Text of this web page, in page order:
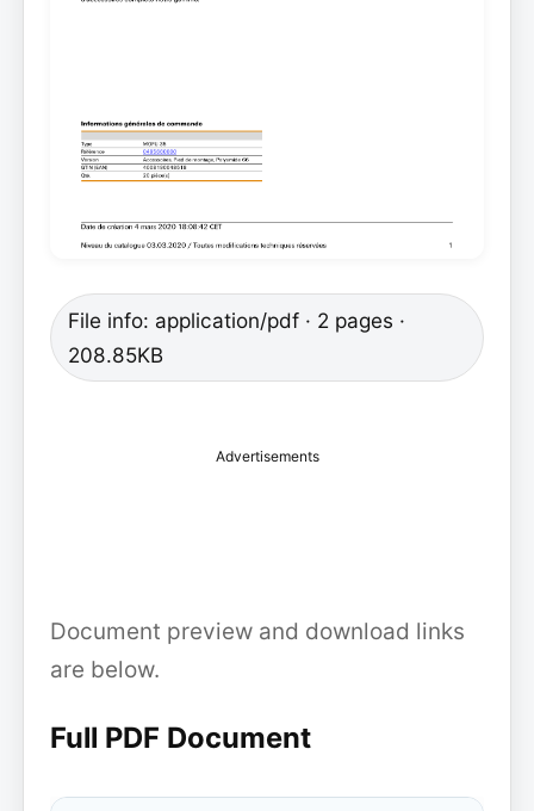
File info: application/pdf · 2 pages ·
208.85KB
Advertisements
Document preview and download links
are below.
Full PDF Document